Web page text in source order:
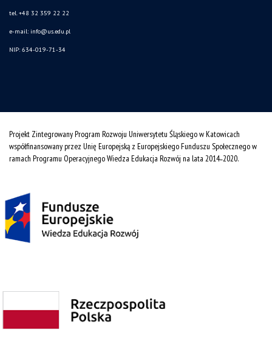
tel. +48 32 359 22 22
e-mail: info@us.edu.pl
NIP: 634-019-71-34
Projekt Zintegrowany Program Rozwoju Uniwersytetu Śląskiego w Katowicach
współfinansowany przez Unię Europejską z Europejskiego Funduszu Społecznego w
ramach Programu Operacyjnego Wiedza Edukacja Rozwój na lata 2014˗2020.